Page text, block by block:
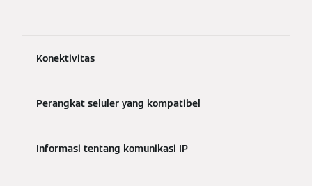
Konektivitas
Perangkat seluler yang kompatibel
Informasi tentang komunikasi IP